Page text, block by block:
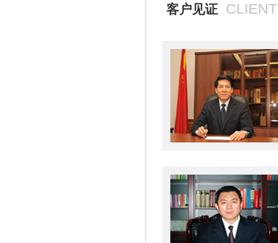
客户见证 CLIENT